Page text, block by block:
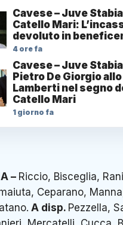
Cavese – Juve
Catello Mari:
devoluto in
4 ore fa
Cavese – Juve
Pietro De Giorgio
Lamberti nel segno
Catello Mari
1 giorno fa
– Riccio, Bisceglia,
Ceparano,
A disp. Pezzella,